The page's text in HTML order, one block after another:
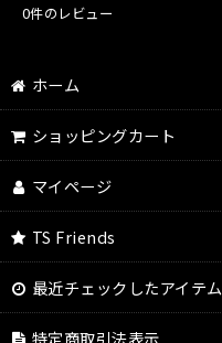
0件のレビュー
ホーム
ショッピングカート
マイページ
TS Friends
最近チェックしたアイテム
特定商取引法表示